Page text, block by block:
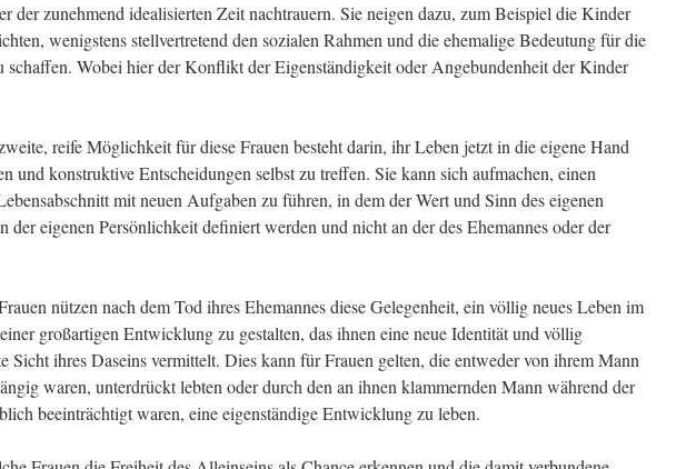
der zunehmend idealisierten Zeit nachtrauern. Sie neigen dazu, zum Beispiel die Kinder
wenigstens stellvertretend den sozialen Rahmen und die ehemalige Bedeutung für die
schaffen. Wobei hier der Konflikt der Eigenständigkeit oder Angebundenheit der Kinder
reife Möglichkeit für diese Frauen besteht darin, ihr Leben jetzt in die eigene Hand
und konstruktive Entscheidungen selbst zu treffen. Sie kann sich aufmachen, einen
mit neuen Aufgaben zu führen, in dem der Wert und Sinn des eigenen
der eigenen Persönlichkeit definiert werden und nicht an der des Ehemannes oder der
nützen nach dem Tod ihres Ehemannes diese Gelegenheit, ein völlig neues Leben im
großartigen Entwicklung zu gestalten, das ihnen eine neue Identität und völlig
Sicht ihres Daseins vermittelt. Dies kann für Frauen gelten, die entweder von ihrem Mann
waren, unterdrückt lebten oder durch den an ihnen klammernden Mann während der
beeinträchtigt waren, eine eigenständige Entwicklung zu leben.